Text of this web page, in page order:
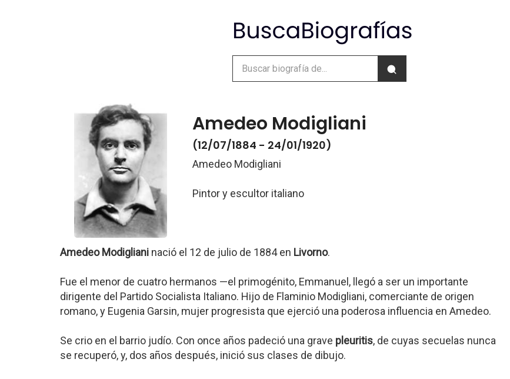
Amedeo Modigliani
(12/07/1884 - 24/01/1920)
Amedeo Modigliani
Pintor y escultor italiano
Amedeo Modigliani nació el 12 de julio de 1884 en Livorno.
Fue el menor de cuatro hermanos —el primogénito, Emmanuel, llegó a ser un importante
dirigente del Partido Socialista Italiano. Hijo de Flaminio Modigliani, comerciante de origen
romano, y Eugenia Garsin, mujer progresista que ejerció una poderosa influencia en Amedeo.
Se crio en el barrio judío. Con once años padeció una grave pleuritis, de cuyas secuelas nunca
se recuperó, y, dos años después, inició sus clases de dibujo.